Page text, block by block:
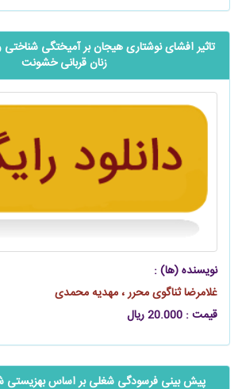
تاثیر افشای نوشتاری هیجان بر آمیختگی
زنان قربانی خشونت
نویسنده (ها) :
غلامرضا ثناگوی محرر ، مهدیه محمدی
قیمت : 20.000 ریال
پیش ‌بینی فرسودگی شغلی بر اساس بهزیستی